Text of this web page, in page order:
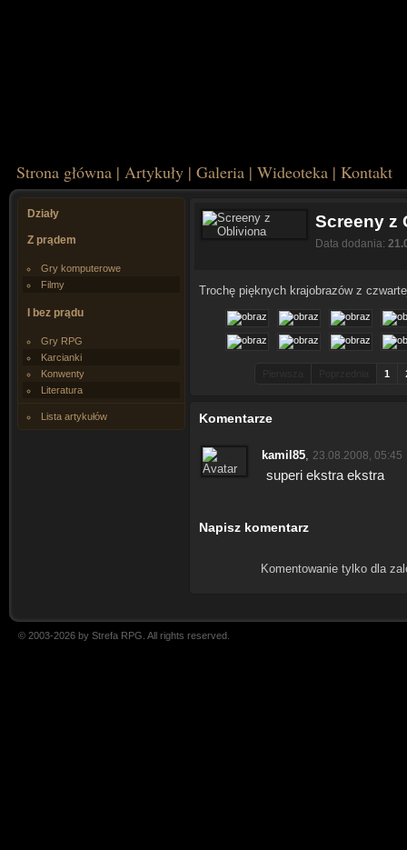
Strona główna | Artykuły | Galeria | Wideoteka | Kontakt
Działy
Z prądem
Gry komputerowe
Filmy
I bez prądu
Gry RPG
Karcianki
Konwenty
Literatura
Lista artykułów
Screeny z
Data dodania:
Trochę pięknych krajobrazów z
1
Komentarze
kamil85, 23.08.2008, 05:45
superi ekstra ekstra
Napisz komentarz
Komentowanie tylko dla
© 2003-2026 by Strefa RPG. All rights reserved.